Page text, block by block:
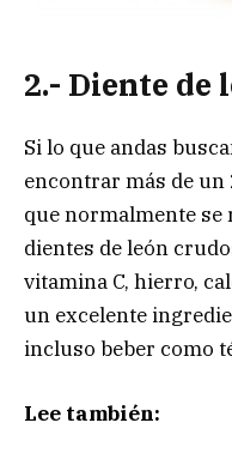
2.- Diente de
Si lo que andas
encontrar más de un
que normalmente se
dientes de león
vitamina C, hierro,
un excelente
incluso beber como
Lee también: